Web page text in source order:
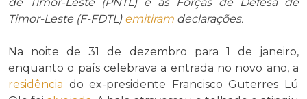
de Timor-Leste (PNTL) e as Forças de Defesa de
Timor-Leste (F-FDTL) emitiram declarações.
Na noite de 31 de dezembro para 1 de janeiro,
enquanto o país celebrava a entrada no novo ano, a
residência do ex-presidente Francisco Guterres Lú